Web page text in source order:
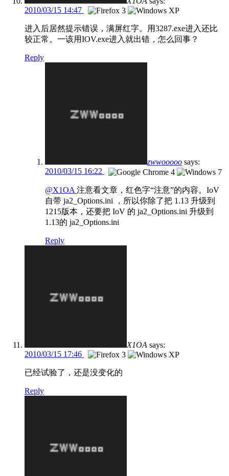
2010/03/15 14:47
进入后居然提示错误，满屏红字。用3287.exe进入还比
较正常。一该用IOV.exe进入就出错，怎么回事？
Reply
zwwooooo says:
2010/03/15 16:22
@X1OA 注意看文章，红色字“注意”的内容。IoV
自带 ja2_Options.ini ，所以你除了把 1.13 升级到
1215版本，还要把 IoV 的 ja2_Options.ini 升级到
1.13的 ja2_Options.ini
Reply
X1OA says:
2010/03/15 17:46
已经试验了，还是没变化的
Reply